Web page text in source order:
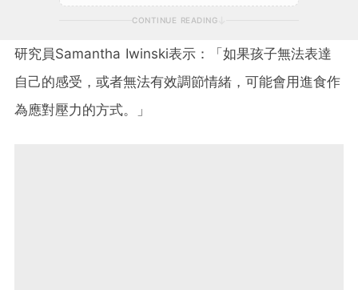
CONTINUE READING
研究員Samantha Iwinski表示：「如果孩子無法表達
自己的感受，或者無法有效調節情緒，可能會用進食作
為應對壓力的方式。」